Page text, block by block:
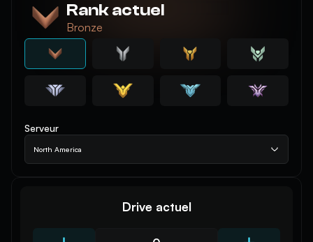
Rank actuel
Bronze
Serveur
North America
Drive actuel